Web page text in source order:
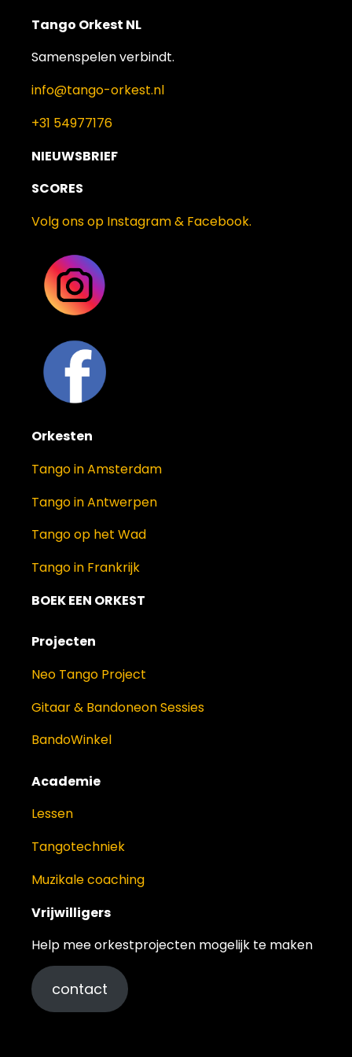
Tango Orkest NL
Samenspelen verbindt.
info@tango-orkest.nl
+31 54977176
NIEUWSBRIEF
SCORES
Volg ons op Instagram & Facebook.
Orkesten
Tango in Amsterdam
Tango in Antwerpen
Tango op het Wad
Tango in Frankrijk
BOEK EEN ORKEST
Projecten
Neo Tango Project
Gitaar & Bandoneon Sessies
BandoWinkel
Academie
Lessen
Tangotechniek
Muzikale coaching
Vrijwilligers
Help mee orkestprojecten mogelijk te maken
contact